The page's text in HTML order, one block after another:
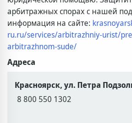
арбитражных спорах с нашей
информация на сайте:
ru.ru/services/arbitrazhniy-urist/
arbitrazhnom-sude/
Адреса
Красноярск, ул. Петра
8 800 550 1302